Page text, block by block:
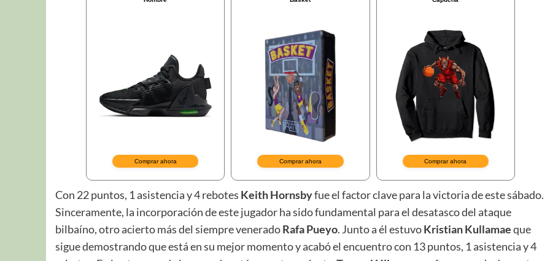
Con 22 puntos, 1 asistencia y 4 rebotes Keith Hornsbyfue el factor clave para la victoria de este sábado.
Sinceramente, la incorporación de este jugador ha sido fundamental para el desatasco del ataque
bilbaíno, otro acierto más del siempre veneradoRafa Pueyo. Junto a él estuvoKristian Kullamaeque
sigue demostrando que está en su mejor momento y acabó el encuentro con 13 puntos, 1 asistencia y 4